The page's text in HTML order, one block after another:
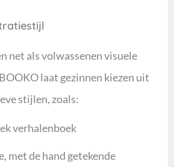
net als volwassenen visuele
laat gezinnen kiezen uit
stijlen, zoals:
verhalenboek
met de hand getekende